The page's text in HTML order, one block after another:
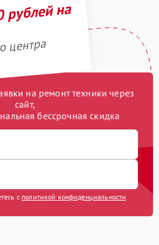
на
центра
на ремонт техники через
сайт,
бессрочная скидка
с политикой конфиденциальности